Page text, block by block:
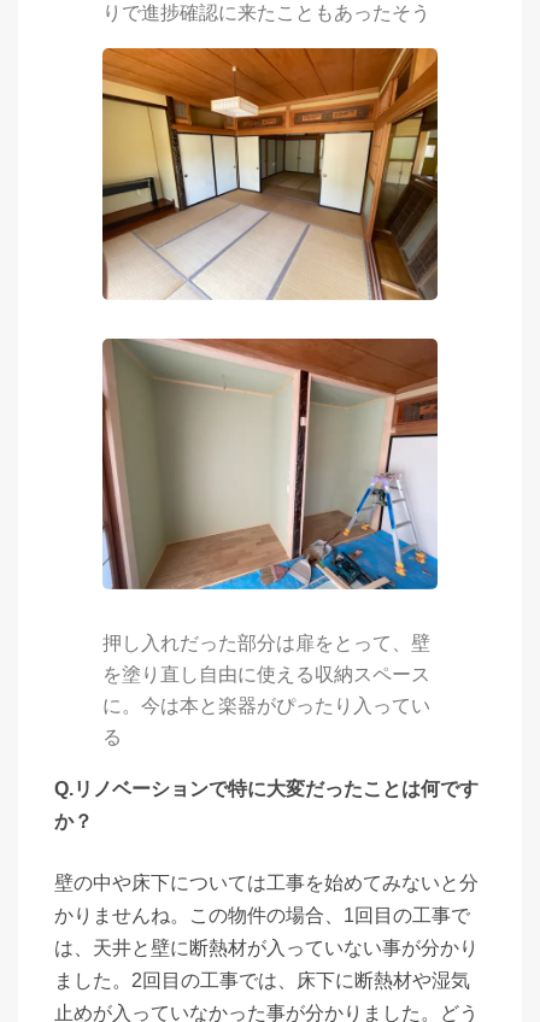
りで進捗確認に来たこともあったそう
押し入れだった部分は扉をとって、壁
を塗り直し自由に使える収納スペース
に。今は本と楽器がぴったり入ってい
る
Q.リノベーションで特に大変だったことは何です
か？
壁の中や床下については工事を始めてみないと分
かりませんね。この物件の場合、1回目の工事で
は、天井と壁に断熱材が入っていない事が分かり
ました。2回目の工事では、床下に断熱材や湿気
止めが入っていなかった事が分かりました。どう